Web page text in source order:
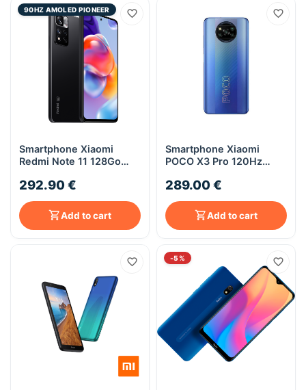
90HZ AMOLED PIONEER
Smartphone Xiaomi
Redmi Note 11 128Go
292.90 €
Add to cart
Smartphone Xiaomi
POCO X3 Pro 120Hz
289.00 €
Add to cart
-5%